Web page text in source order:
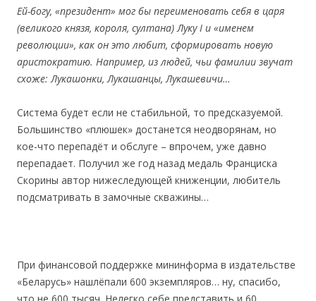
Ей-богу, «президент» мог бы переименовать себя в царя
(великого князя, короля, султана) Луку І и «именем
революции», как он это любит, сформировать новую
аристократию. Например, из людей, чьи фамилии звучат
схоже: Лукашонки, Лукашанцы, Лукашевичи…
Система будет если не стабильной, то предсказуемой.
Большинство «плюшек» достанется неодворянам, но
кое-что перепадёт и обслуге – впрочем, уже давно
перепадает. Получил же год назад медаль Франциска
Скорины автор нижеследующей книженции, любитель
подсматривать в замочные скважины…
При финансовой поддержке мининформа в издательстве
«Беларусь» нашлёпали 600 экземпляров… ну, спасибо,